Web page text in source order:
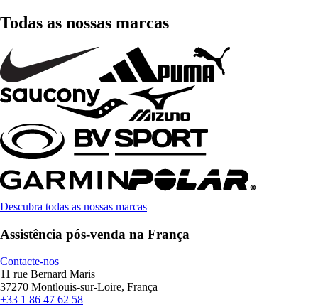
Todas as nossas marcas
Descubra todas as nossas marcas
Assistência pós-venda na França
Contacte-nos
11 rue Bernard Maris
37270 Montlouis-sur-Loire, França
+33 1 86 47 62 58